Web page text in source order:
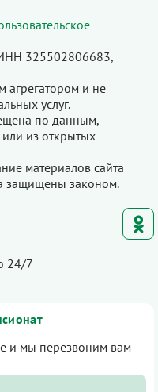
325502806683,
агрегатором и не
услуг.
по данным,
из открытых
материалов сайта
защищены законом.
24/7
и мы перезвоним вам